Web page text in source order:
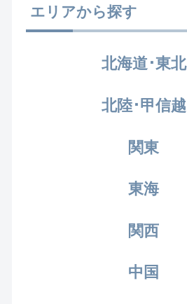
エリアから探す
北海道･東北
北陸･甲信越
関東
東海
関西
中国